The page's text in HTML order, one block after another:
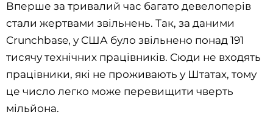
Вперше за тривалий час багато девелоперів
стали жертвами звільнень. Так, за даними
Crunchbase, у США було звільнено понад 191
тисячу технічних працівників. Сюди не входять
працівники, які не проживають у Штатах, тому
це число легко може перевищити чверть
мільйона.